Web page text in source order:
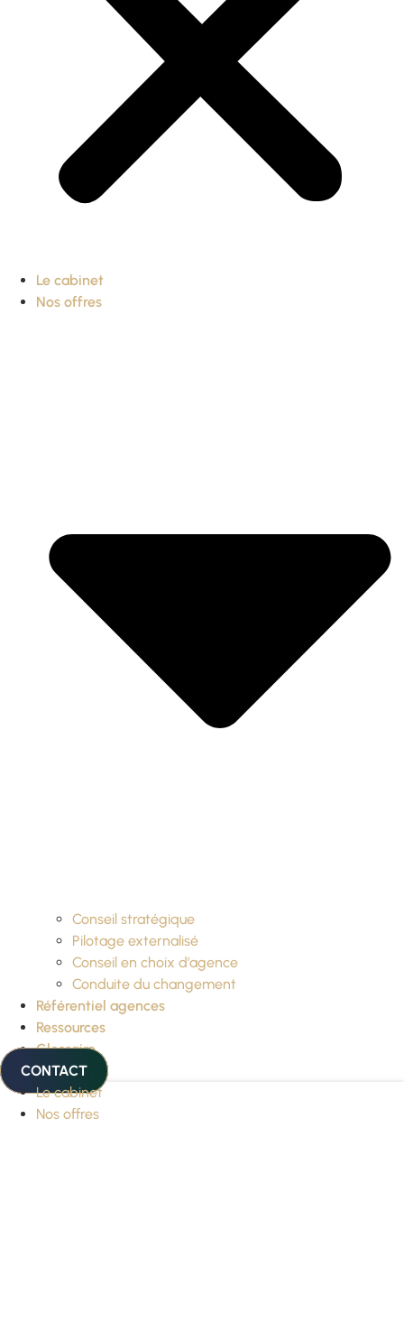
Le cabinet
Nos offres
Conseil stratégique
Pilotage externalisé
Conseil en choix d’agence
Conduite du changement
Référentiel agences
Ressources
Glossaire
CONTACT
Le cabinet
Nos offres